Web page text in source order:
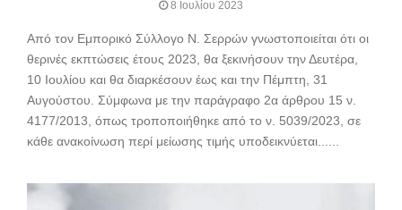
8 Ιουλίου 2023
Από τον Εμπορικό Σύλλογο Ν. Σερρών γνωστοποιείται ότι οι
θερινές εκπτώσεις έτους 2023, θα ξεκινήσουν την Δευτέρα,
10 Ιουλίου και θα διαρκέσουν έως και την Πέμπτη, 31
Αυγούστου. Σύμφωνα με την παράγραφο 2α άρθρου 15 ν.
4177/2013, όπως τροποποιήθηκε από το ν. 5039/2023, σε
κάθε ανακοίνωση περί μείωσης τιμής υποδεικνύεται......